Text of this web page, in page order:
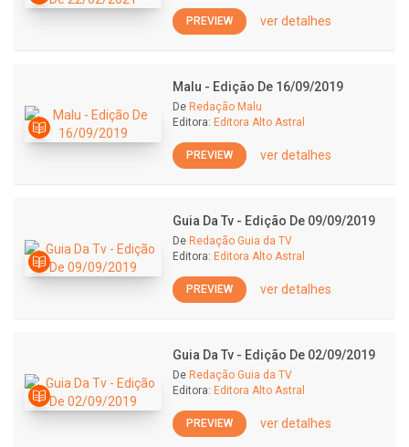
PREVIEW ver detalhes
Malu - Edição De 16/09/2019
De Redação Malu
Editora: Editora Alto Astral
PREVIEW ver detalhes
Guia Da Tv - Edição De 09/09/2019
De Redação Guia da TV
Editora: Editora Alto Astral
PREVIEW ver detalhes
Guia Da Tv - Edição De 02/09/2019
De Redação Guia da TV
Editora: Editora Alto Astral
PREVIEW ver detalhes